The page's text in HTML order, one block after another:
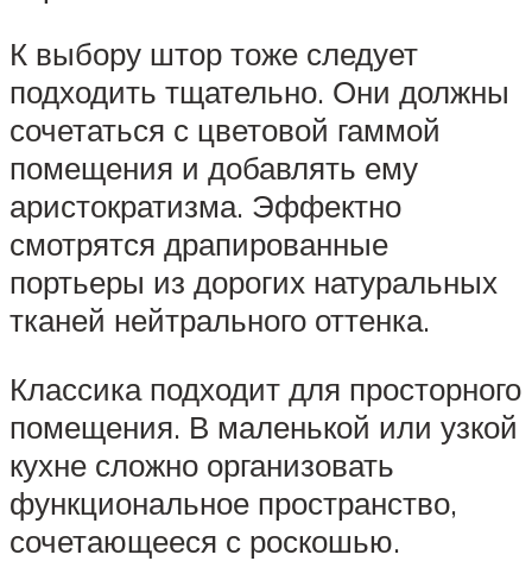
К выбору штор тоже следует
подходить тщательно. Они должны
сочетаться с цветовой гаммой
помещения и добавлять ему
аристократизма. Эффектно
смотрятся драпированные
портьеры из дорогих натуральных
тканей нейтрального оттенка.
Классика подходит для просторного
помещения. В маленькой или узкой
кухне сложно организовать
функциональное пространство,
сочетающееся с роскошью.